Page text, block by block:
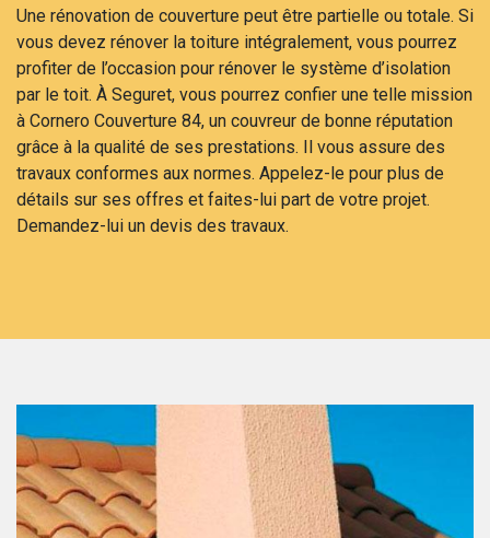
Une rénovation de couverture peut être partielle ou totale. Si
vous devez rénover la toiture intégralement, vous pourrez
profiter de l’occasion pour rénover le système d’isolation
par le toit. À Seguret, vous pourrez confier une telle mission
à Cornero Couverture 84, un couvreur de bonne réputation
grâce à la qualité de ses prestations. Il vous assure des
travaux conformes aux normes. Appelez-le pour plus de
détails sur ses offres et faites-lui part de votre projet.
Demandez-lui un devis des travaux.